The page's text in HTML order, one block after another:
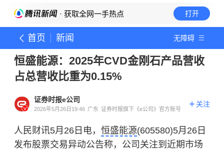
· 获取全网一手热点 打开
首页 新闻 无障碍
恒盛能源：2025年CVD金刚石产品营收
占总营收比重为0.15%
证券时报e公司
2026年5月26日19:46 广东 证券时报旗下《e公司》官方账号
关注
人民财讯5月26日电， 恒盛能源(605580)5月26日
发布股票交易异动公告称，公司关注到近期市场